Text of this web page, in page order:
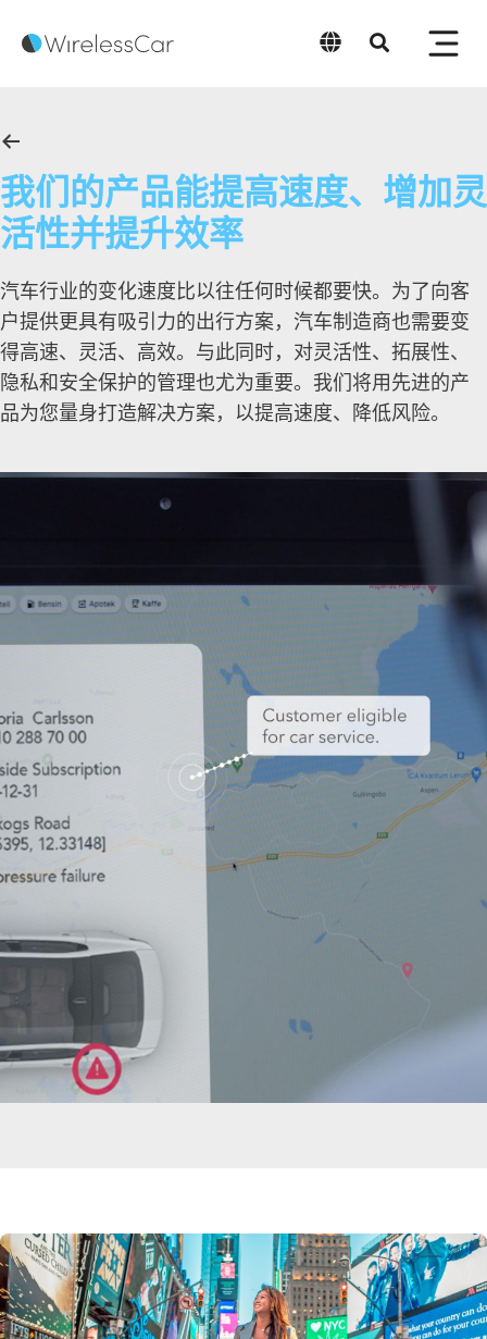
我们的产品能提高速度、增加灵
活性并提升效率
汽车行业的变化速度比以往任何时候都要快。为了向客
户提供更具有吸引力的出行方案，汽车制造商也需要变
得高速、灵活、高效。与此同时，对灵活性、拓展性、
隐私和安全保护的管理也尤为重要。我们将用先进的产
品为您量身打造解决方案，以提高速度、降低风险。